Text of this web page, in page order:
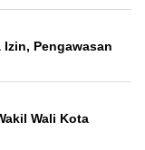
Pengawasan
Wali Kota